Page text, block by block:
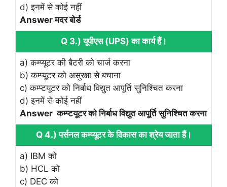
d) इनमें से कोई नहीं
Answer मदर बोर्ड
Q 3.) यूपीएस (UPS) का कार्य हैं।
a) कम्‍प्‍यूटर की बैटरी को चार्ज करना
b) कम्‍प्‍यूटर को असुरक्षा से बचाना
c) कम्‍प्‍टयूटर को निर्बाध विद्युत आपूर्ति सुनिश्चित करना
d) इनमें से कोई नहीं
Answer कम्‍प्‍टयूटर को निर्बाध विद्युत आपूर्ति सुनिश्चित करना
Q 4.) पर्सनल कम्‍प्‍यूटर के विकास का श्रेय जाता हैं।
a) IBM को
b) HCL को
c) DEC को